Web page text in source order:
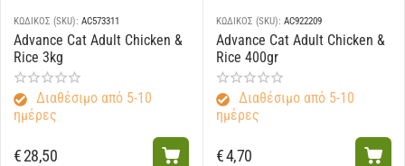
ΚΩΔΙΚΟΣ (SKU): AC573311
Advance Cat Adult Chicken &
Rice 3kg
Διαθέσιμο από 5-10
ημέρες
€28,50
ΚΩΔΙΚΟΣ (SKU): AC922209
Advance Cat Adult Chicken &
Rice 400gr
Διαθέσιμο από 5-10
ημέρες
€4,70